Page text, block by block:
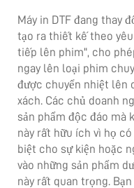
Máy in DTF đang thay
tạo ra thiết kế theo
tiếp lên phim", cho
ngay lên loại phim
được chuyển nhiệt lên
xách. Các chủ doanh
sản phẩm độc đáo mà
này rất hữu ích vì họ
biệt cho sự kiện hoặc
vào những sản phẩm
này rất quan trọng.